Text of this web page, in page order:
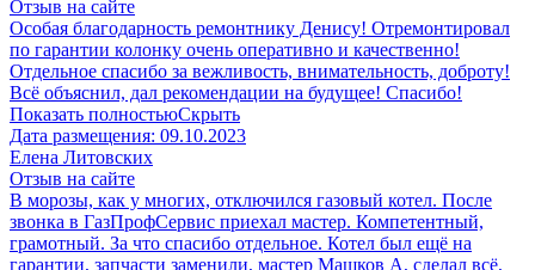
Отзыв на сайте
Особая благодарность ремонтнику Денису! Отремонтировал
по гарантии колонку очень оперативно и качественно!
Отдельное спасибо за вежливость, внимательность, доброту!
Всё объяснил, дал рекомендации на будущее! Спасибо!
Показать полностьюСкрыть
Дата размещения: 09.10.2023
​Елена Литовских
Отзыв на сайте
В морозы, как у многих, отключился газовый котел. После
звонка в ГазПрофСервис приехал мастер. Компетентный,
грамотный. За что спасибо отдельное. Котел был ещё на
гарантии, запчасти заменили, мастер Машков А, сделал всё,